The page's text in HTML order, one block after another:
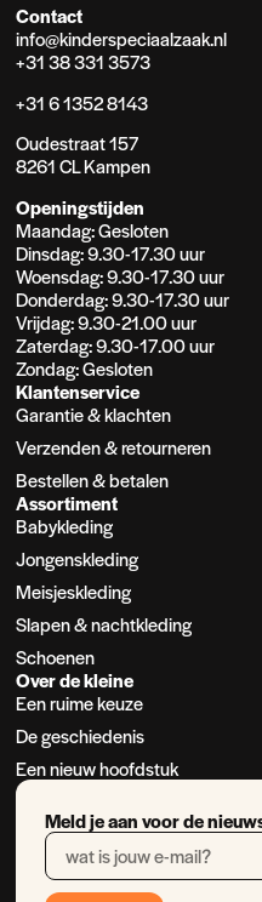
Contact
info@kinderspeciaalzaak.nl
+31 38 331 3573
+31 6 1352 8143
Oudestraat 157
8261 CL Kampen
Openingstijden
Maandag: Gesloten
Dinsdag: 9.30-17.30 uur
Woensdag: 9.30-17.30 uur
Donderdag: 9.30-17.30 uur
Vrijdag: 9.30-21.00 uur
Zaterdag: 9.30-17.00 uur
Zondag: Gesloten
Klantenservice
Garantie & klachten
Verzenden & retourneren
Bestellen & betalen
Assortiment
Babykleding
Jongenskleding
Meisjeskleding
Slapen & nachtkleding
Schoenen
Over de kleine
Een ruime keuze
De geschiedenis
Een nieuw hoofdstuk
Meld je aan voor de